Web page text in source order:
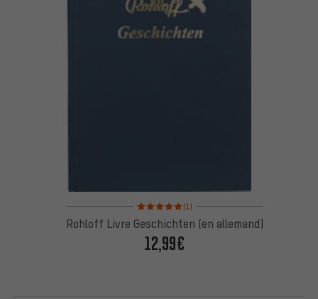
Note moyenne : 5 sur 5 d'après 1 avis
(1)
Rohloff Livre Geschichten (en allemand)
12,99€